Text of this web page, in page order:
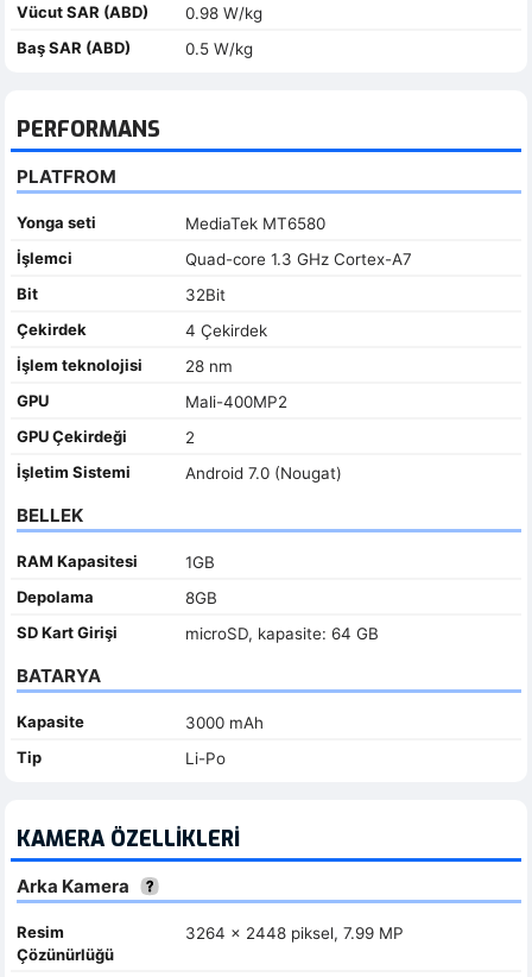
Vücut SAR (ABD)
0.98 W/kg
Baş SAR (ABD)
0.5 W/kg
PERFORMANS
PLATFROM
Yonga seti
MediaTek MT6580
İşlemci
Quad-core 1.3 GHz Cortex-A7
Bit
32Bit
Çekirdek
4 Çekirdek
İşlem teknolojisi
28 nm
GPU
Mali-400MP2
GPU Çekirdeği
2
İşletim Sistemi
Android 7.0 (Nougat)
BELLEK
RAM Kapasitesi
1GB
Depolama
8GB
SD Kart Girişi
microSD, kapasite: 64 GB
BATARYA
Kapasite
3000 mAh
Tip
Li-Po
KAMERA ÖZELLIKLERI
Arka Kamera
Resim
Çözünürlüğü
3264 x 2448 piksel, 7.99 MP